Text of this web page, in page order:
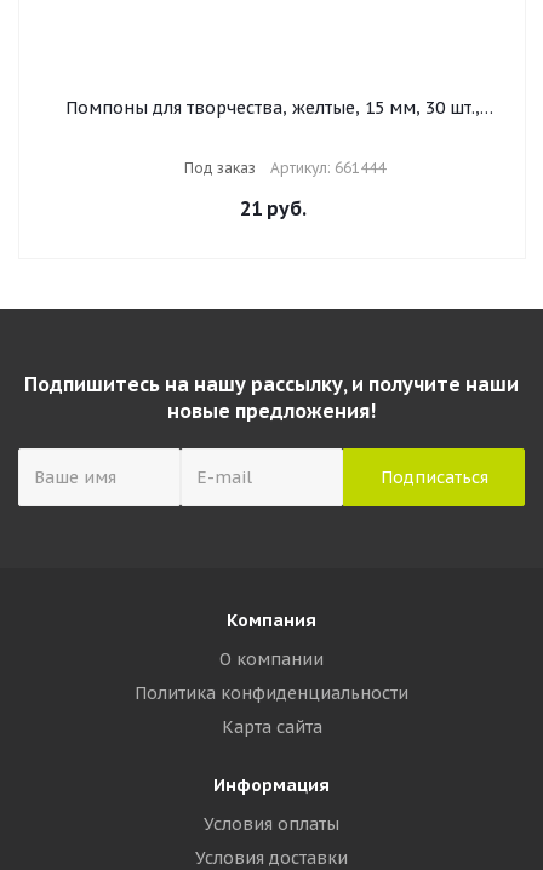
Помпоны для творчества, желтые, 15 мм, 30 шт.,
Под заказ Артикул: 661444
21руб.
Подпишитесь на нашу рассылку, и получите наши
новые предложения!
Компания
О компании
Политика конфиденциальности
Карта сайта
Информация
Условия оплаты
Условия доставки